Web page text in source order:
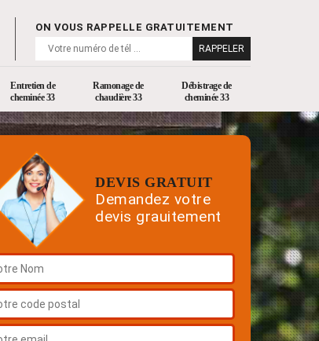
ON VOUS RAPPELLE GRATUITEMENT
Entretien de
cheminée 33
Ramonage de
chaudière 33
Débistrage de
cheminée 33
DEVIS GRATUIT
Demandez votre
devis grauitement